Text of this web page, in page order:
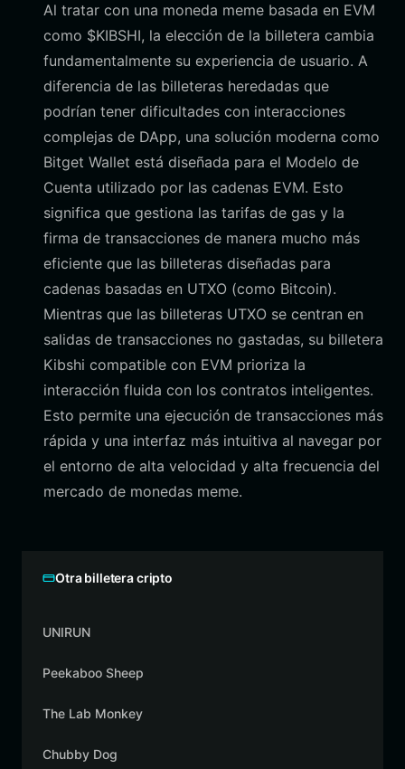
Al tratar con una moneda meme basada en EVM
como $KIBSHI, la elección de la billetera cambia
fundamentalmente su experiencia de usuario. A
diferencia de las billeteras heredadas que
podrían tener dificultades con interacciones
complejas de DApp, una solución moderna como
Bitget Wallet está diseñada para el Modelo de
Cuenta utilizado por las cadenas EVM. Esto
significa que gestiona las tarifas de gas y la
firma de transacciones de manera mucho más
eficiente que las billeteras diseñadas para
cadenas basadas en UTXO (como Bitcoin).
Mientras que las billeteras UTXO se centran en
salidas de transacciones no gastadas, su billetera
Kibshi compatible con EVM prioriza la
interacción fluida con los contratos inteligentes.
Esto permite una ejecución de transacciones más
rápida y una interfaz más intuitiva al navegar por
el entorno de alta velocidad y alta frecuencia del
mercado de monedas meme.
Otra billetera cripto
UNIRUN
Peekaboo Sheep
The Lab Monkey
Chubby Dog